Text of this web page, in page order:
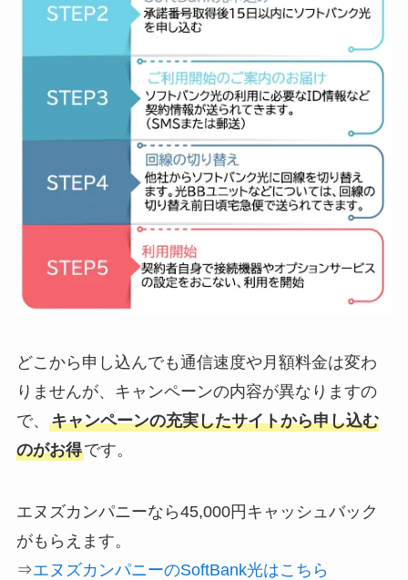
どこから申し込んでも通信速度や月額料金は変わ
りませんが、キャンペーンの内容が異なりますの
で、 キャンペーンの充実したサイトから申し込む
のがお得です。
エヌズカンパニーなら45,000円キャッシュバック
がもらえます。
⇒エヌズカンパニーのSoftBank光はこちら